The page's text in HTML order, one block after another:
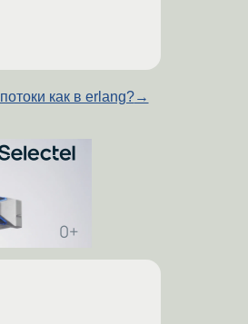
потоки как в erlang?→